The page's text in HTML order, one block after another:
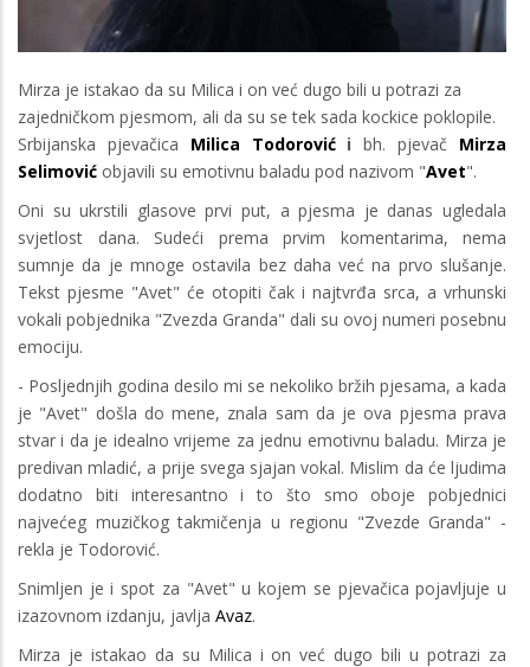
Mirza je istakao da su Milica i on već dugo bili u potrazi za
zajedničkom pjesmom, ali da su se tek sada kockice poklopile.
Srbijanska pjevačica Milica Todorovići bh. pjevač Mirza
Selimović objavili su emotivnu baladu pod nazivom "Avet".
Oni su ukrstili glasove prvi put, a pjesma je danas ugledala
svjetlost dana. Sudeći prema prvim komentarima, nema
sumnje da je mnoge ostavila bez daha već na prvo slušanje.
Tekst pjesme "Avet" će otopiti čak i najtvrđa srca, a vrhunski
vokali pobjednika "Zvezda Granda" dali su ovoj numeri posebnu
emociju.
- Posljednjih godina desilo mi se nekoliko bržih pjesama, a kada
je "Avet" došla do mene, znala sam da je ova pjesma prava
stvar i da je idealno vrijeme za jednu emotivnu baladu. Mirza je
predivan mladić, a prije svega sjajan vokal. Mislim da će ljudima
dodatno biti interesantno i to što smo oboje pobjednici
najvećeg muzičkog takmičenja u regionu "Zvezde Granda" -
rekla je Todorović.
Snimljen je i spot za "Avet" u kojem se pjevačica pojavljuje u
izazovnom izdanju, javlja Avaz.
Mirza je istakao da su Milica i on već dugo bili u potrazi za